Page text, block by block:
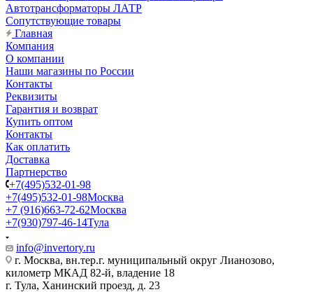
Автотрансформаторы ЛАТР
Сопутствующие товары
Главная
Компания
О компании
Наши магазины по России
Контакты
Реквизиты
Гарантия и возврат
Купить оптом
Контакты
Как оплатить
Доставка
Партнерство
+7(495)532-01-98
+7(495)532-01-98Москва
+7 (916)663-72-62Москва
+7(930)797-46-14Тула
info@invertory.ru
г. Москва, вн.тер.г. муниципальный округ Лианозово,
километр МКАД 82-й, владение 18
г. Тула, Ханинский проезд, д. 23